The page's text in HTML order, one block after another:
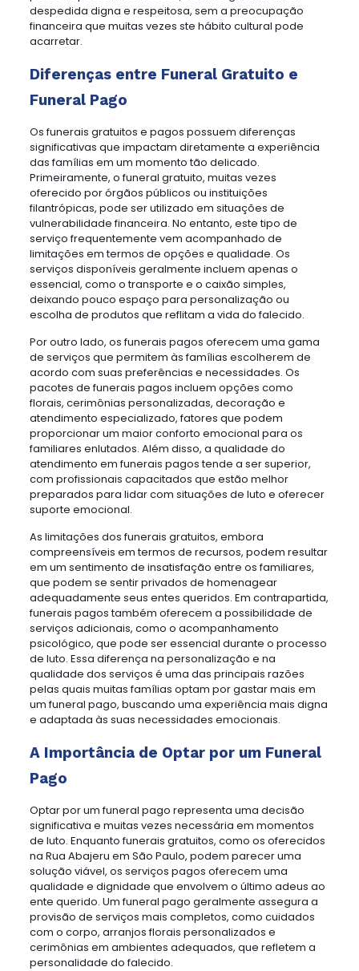
despedida digna e respeitosa, sem a preocupação
financeira que muitas vezes ste hábito cultural pode
acarretar.
Diferenças entre Funeral Gratuito e
Funeral Pago
Os funerais gratuitos e pagos possuem diferenças
significativas que impactam diretamente a experiência
das famílias em um momento tão delicado.
Primeiramente, o funeral gratuito, muitas vezes
oferecido por órgãos públicos ou instituições
filantrópicas, pode ser utilizado em situações de
vulnerabilidade financeira. No entanto, este tipo de
serviço frequentemente vem acompanhado de
limitações em termos de opções e qualidade. Os
serviços disponíveis geralmente incluem apenas o
essencial, como o transporte e o caixão simples,
deixando pouco espaço para personalização ou
escolha de produtos que reflitam a vida do falecido.
Por outro lado, os funerais pagos oferecem uma gama
de serviços que permitem às famílias escolherem de
acordo com suas preferências e necessidades. Os
pacotes de funerais pagos incluem opções como
florais, cerimônias personalizadas, decoração e
atendimento especializado, fatores que podem
proporcionar um maior conforto emocional para os
familiares enlutados. Além disso, a qualidade do
atendimento em funerais pagos tende a ser superior,
com profissionais capacitados que estão melhor
preparados para lidar com situações de luto e oferecer
suporte emocional.
As limitações dos funerais gratuitos, embora
compreensíveis em termos de recursos, podem resultar
em um sentimento de insatisfação entre os familiares,
que podem se sentir privados de homenagear
adequadamente seus entes queridos. Em contrapartida,
funerais pagos também oferecem a possibilidade de
serviços adicionais, como o acompanhamento
psicológico, que pode ser essencial durante o processo
de luto. Essa diferença na personalização e na
qualidade dos serviços é uma das principais razões
pelas quais muitas famílias optam por gastar mais em
um funeral pago, buscando uma experiência mais digna
e adaptada às suas necessidades emocionais.
A Importância de Optar por um Funeral
Pago
Optar por um funeral pago representa uma decisão
significativa e muitas vezes necessária em momentos
de luto. Enquanto funerais gratuitos, como os oferecidos
na Rua Abajeru em São Paulo, podem parecer uma
solução viável, os serviços pagos oferecem uma
qualidade e dignidade que envolvem o último adeus ao
ente querido. Um funeral pago geralmente assegura a
provisão de serviços mais completos, como cuidados
com o corpo, arranjos florais personalizados e
cerimônias em ambientes adequados, que refletem a
personalidade do falecido.